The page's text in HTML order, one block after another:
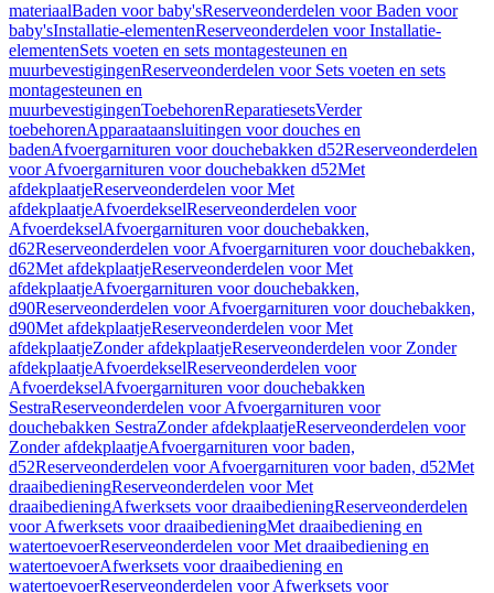
materiaalBaden voor baby'sReserveonderdelen voor Baden voor
baby'sInstallatie-elementenReserveonderdelen voor Installatie-
elementenSets voeten en sets montagesteunen en
muurbevestigingenReserveonderdelen voor Sets voeten en sets
montagesteunen en
muurbevestigingenToebehorenReparatiesetsVerder
toebehorenApparaataansluitingen voor douches en
badenAfvoergarnituren voor douchebakken d52Reserveonderdelen
voor Afvoergarnituren voor douchebakken d52Met
afdekplaatjeReserveonderdelen voor Met
afdekplaatjeAfvoerdekselReserveonderdelen voor
AfvoerdekselAfvoergarnituren voor douchebakken,
d62Reserveonderdelen voor Afvoergarnituren voor douchebakken,
d62Met afdekplaatjeReserveonderdelen voor Met
afdekplaatjeAfvoergarnituren voor douchebakken,
d90Reserveonderdelen voor Afvoergarnituren voor douchebakken,
d90Met afdekplaatjeReserveonderdelen voor Met
afdekplaatjeZonder afdekplaatjeReserveonderdelen voor Zonder
afdekplaatjeAfvoerdekselReserveonderdelen voor
AfvoerdekselAfvoergarnituren voor douchebakken
SestraReserveonderdelen voor Afvoergarnituren voor
douchebakken SestraZonder afdekplaatjeReserveonderdelen voor
Zonder afdekplaatjeAfvoergarnituren voor baden,
d52Reserveonderdelen voor Afvoergarnituren voor baden, d52Met
draaibedieningReserveonderdelen voor Met
draaibedieningAfwerksets voor draaibedieningReserveonderdelen
voor Afwerksets voor draaibedieningMet draaibediening en
watertoevoerReserveonderdelen voor Met draaibediening en
watertoevoerAfwerksets voor draaibediening en
watertoevoerReserveonderdelen voor Afwerksets voor